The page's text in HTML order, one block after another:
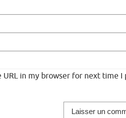
URL in my browser for next time I